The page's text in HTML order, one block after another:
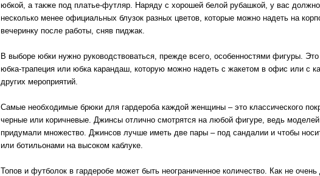
юбкой, а также под платье-футляр. Наряду с хорошей белой рубашкой, у вас
несколько менее официальных блузок разных цветов, которые можно надеть на
вечеринку после работы, сняв пиджак.
В выборе юбки нужно руководствоваться, прежде всего, особенностями фигуры.
юбка-трапеция или юбка карандаш, которую можно надеть с жакетом в офис или с
других мероприятий.
Самые необходимые брюки для гардероба каждой женщины – это классического
черные или коричневые. Джинсы отлично смотрятся на любой фигуре, ведь
придумали множество. Джинсов лучше иметь две пары – под сандалии и чтобы
или ботильонами на высоком каблуке.
Топов и футболок в гардеробе может быть неограниченное количество. Как не